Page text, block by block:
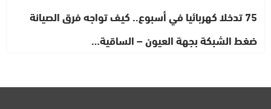
75 تدخلا كهربائيا في أسبوع.. كيف تواجه فرق الصيانة
ضغط الشبكة بجهة العيون – الساقية…